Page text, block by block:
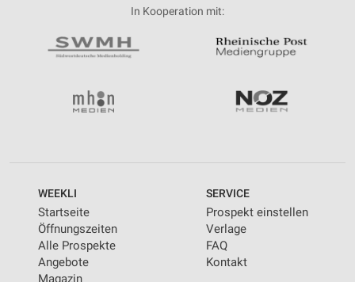
In Kooperation mit:
WEEKLI
Startseite
Öffnungszeiten
Alle Prospekte
Angebote
Magazin
SERVICE
Prospekt einstellen
Verlage
FAQ
Kontakt